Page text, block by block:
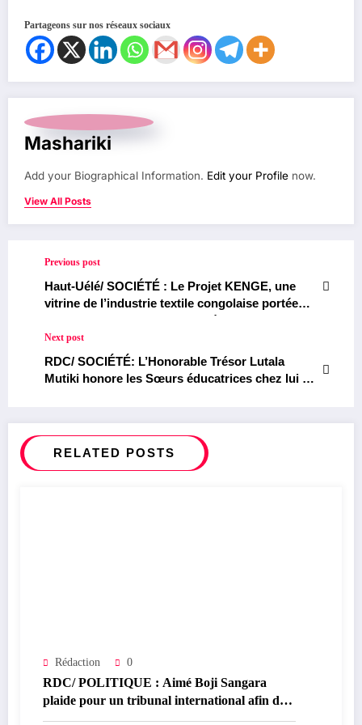
Partageons sur nos réseaux sociaux
Mashariki
Add your Biographical Information. Edit your Profile now.
View All Posts
Previous post
Haut-Uélé/ SOCIÉTÉ : Le Projet KENGE, une
vitrine de l’industrie textile congolaise portée
des Mines Louis Watum Kabamba
Next post
RDC/ SOCIÉTÉ: L’Honorable Trésor Lutala
Mutiki honore les Sœurs éducatrices chez lui à
RELATED POSTS
Rédaction 0
RDC/ POLITIQUE : Aimé Boji Sangara
plaide pour un tribunal international afin de
rendre justice aux victimes des conflits en